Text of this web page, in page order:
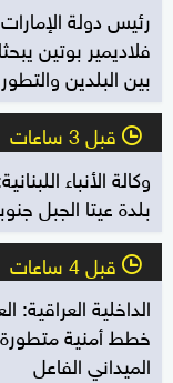
رئيس دولة
فلاديمير بوتين
بين البلدين
l قبل 3 ساعات
وكالة الأنباء
بلدة عيتا الجبل
l قبل 4 ساعات
الداخلية
خطط أمنية متطورة
الميداني الفاعل